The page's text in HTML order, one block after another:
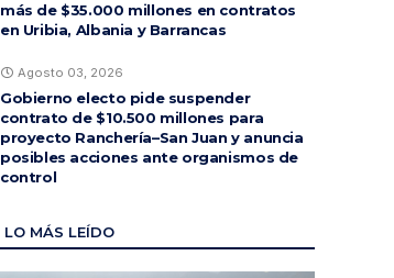
más de $35.000 millones en contratos
en Uribia, Albania y Barrancas
Agosto 03, 2026
Gobierno electo pide suspender
contrato de $10.500 millones para
proyecto Ranchería–San Juan y anuncia
posibles acciones ante organismos de
control
LO MÁS LEÍDO